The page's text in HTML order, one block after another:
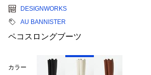
DESIGNWORKS
AU BANNISTER
ペコスロングブーツ
カラー